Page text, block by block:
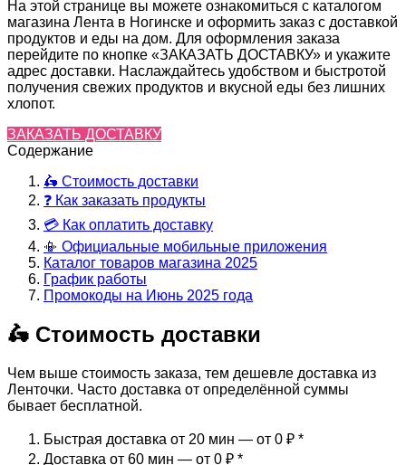
На этой странице вы можете ознакомиться с каталогом
магазина Лента в Ногинске и оформить заказ с доставкой
продуктов и еды на дом. Для оформления заказа
перейдите по кнопке «ЗАКАЗАТЬ ДОСТАВКУ» и укажите
адрес доставки. Наслаждайтесь удобством и быстротой
получения свежих продуктов и вкусной еды без лишних
хлопот.
ЗАКАЗАТЬ ДОСТАВКУ
Содержание
🛵 Стоимость доставки
❓ Как заказать продукты
💳 Как оплатить доставку
📳 Официальные мобильные приложения
Каталог товаров магазина 2025
График работы
Промокоды на Июнь 2025 года
🛵 Стоимость доставки
Чем выше стоимость заказа, тем дешевле доставка из
Ленточки. Часто доставка от определённой суммы
бывает бесплатной.
Быстрая доставка от 20 мин — от 0 ₽ *
Доставка от 60 мин — от 0 ₽ *